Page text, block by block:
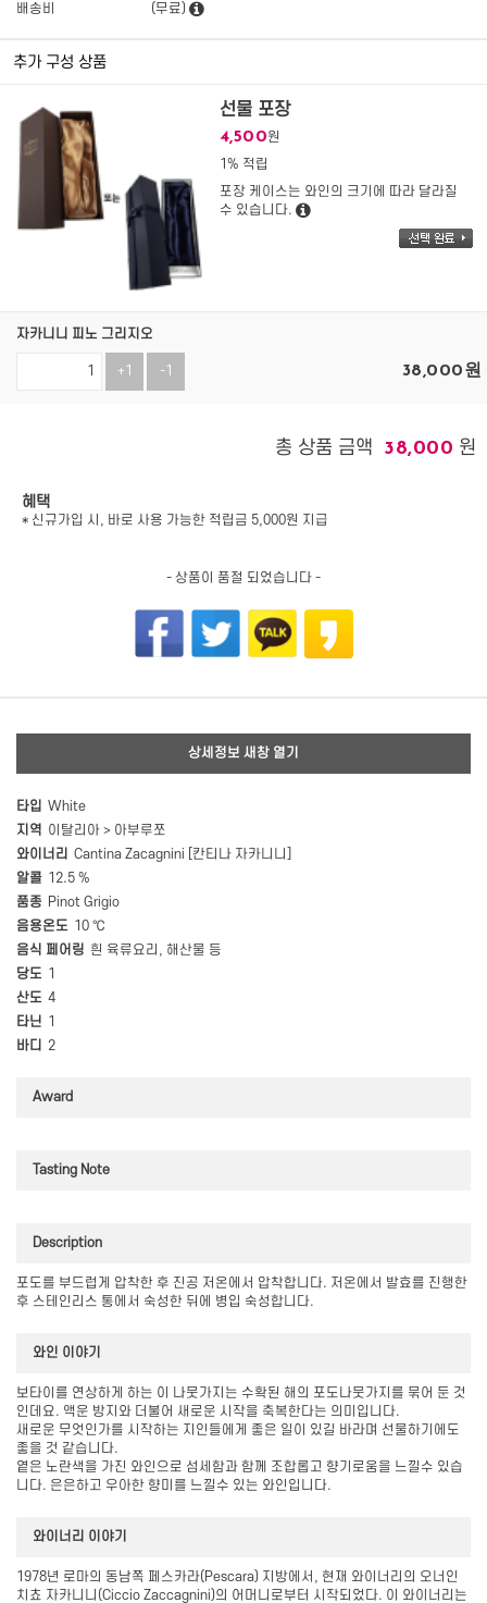
배송비
(무료)
추가 구성 상품
선물 포장
4,500원
1% 적립
포장 케이스는 와인의 크기에 따라 달라질
수 있습니다.
자카니니 피노 그리지오
+1 -1 38,000원
총 상품 금액 38,000 원
혜택
* 신규가입 시, 바로 사용 가능한 적립금 5,000원 지급
- 상품이 품절 되었습니다 -
상세정보 새창 열기
타입 White
지역 이탈리아 > 아부루쪼
와이너리 Cantina Zacagnini [칸티나 자카니니]
알콜 12.5 %
품종 Pinot Grigio
음용온도 10 ℃
음식 페어링 흰 육류요리, 해산물 등
당도 1
산도 4
타닌 1
바디
2
Award
Tasting Note
Description
포도를 부드럽게 압착한 후 진공 저온에서 압착합니다. 저온에서 발효를 진행한
후 스테인리스 통에서 숙성한 뒤에 병입 숙성합니다.
와인 이야기
보타이를 연상하게 하는 이 나뭇가지는 수확된 해의 포도나뭇가지를 묶어 둔 것
인데요. 액운 방지와 더불어 새로운 시작을 축복한다는 의미입니다.
새로운 무엇인가를 시작하는 지인들에게 좋은 일이 있길 바라며 선물하기에도
좋을 것 같습니다.
옅은 노란색을 가진 와인으로 섬세함과 함께 조합롭고 향기로움을 느낄수 있습
니다. 은은하고 우아한 향미를 느낄수 있는 와인입니다.
와이너리 이야기
1978년 로마의 동남쪽 페스카라(Pescara) 지방에서, 현재 와이너리의 오너인
치쵸 자카니니(Ciccio Zaccagnini)의 어머니로부터 시작되었다. 이 와이너리는